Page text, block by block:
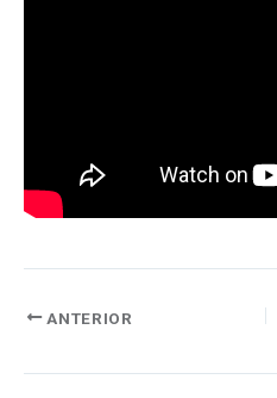
ANTERIOR